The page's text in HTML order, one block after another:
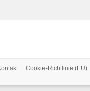
Cookie-Richtlinie (EU)